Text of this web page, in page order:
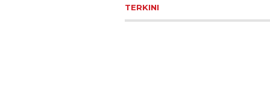
TERKINI